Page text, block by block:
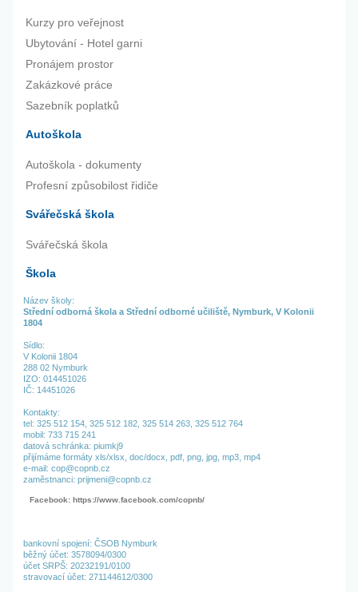
Kurzy pro veřejnost
Ubytování - Hotel garni
Pronájem prostor
Zakázkové práce
Sazebník poplatků
Autoškola
Autoškola - dokumenty
Profesní způsobilost řidiče
Svářečská škola
Svářečská škola
Škola
Název školy:
Střední odborná škola a Střední odborné učiliště, Nymburk, V Kolonii
1804
Sídlo:
V Kolonii 1804
288 02 Nymburk
IZO: 014451026
IČ: 14451026
Kontakty:
tel: 325 512 154, 325 512 182, 325 514 263, 325 512 764
mobil: 733 715 241
datová schránka: piumkj9
přijímáme formáty xls/xlsx, doc/docx, pdf, png, jpg, mp3, mp4
e-mail: cop@copnb.cz
zaměstnanci: prijmeni@copnb.cz
Facebook: https://www.facebook.com/copnb/
bankovní spojení: ČSOB Nymburk
běžný účet: 3578094/0300
účet SRPŠ: 20232191/0100
stravovací účet: 271144612/0300